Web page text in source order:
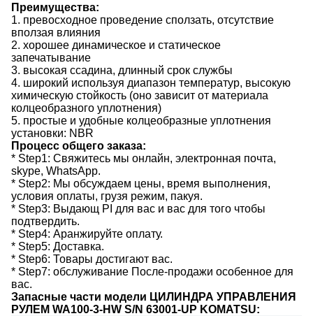
Преимущества:
1. превосходное проведение сползать, отсутствие
вползая влияния
2. хорошее динамическое и статическое
запечатывание
3. высокая ссадина, длинный срок службы
4. широкий используя диапазон температур, высокую
химическую стойкость (оно зависит от материала
колцеобразного уплотнения)
5. простые и удобные колцеобразные уплотнения
установки: NBR
Процесс общего заказа:
* Step1: Свяжитесь мы онлайн, электронная почта,
skype, WhatsApp.
* Step2: Мы обсуждаем цены, время выполнения,
условия оплаты, грузя режим, пакуя.
* Step3: Выдающ PI для вас и вас для того чтобы
подтвердить.
* Step4: Аранжируйте оплату.
* Step5: Доставка.
* Step6: Товары достигают вас.
* Step7: обслуживание После-продажи особенное для
вас.
Запасные части модели ЦИЛИНДРА УПРАВЛЕНИЯ
РУЛЕМ WA100-3-HW S/N 63001-UP KOMATSU: